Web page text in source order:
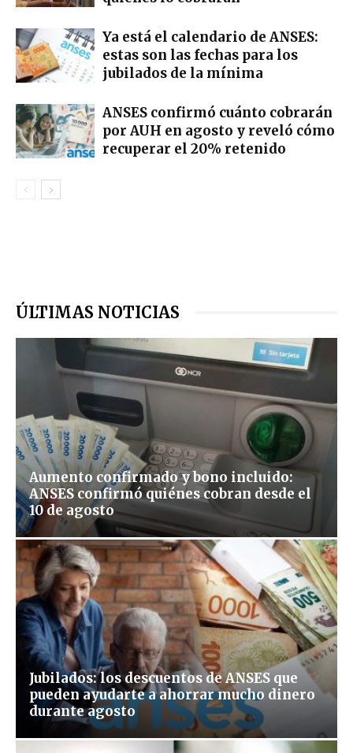
Ya está el calendario de ANSES:
estas son las fechas para los
jubilados de la mínima
ANSES confirmó cuánto cobrarán
por AUH en agosto y reveló cómo
recuperar el 20% retenido
ÚLTIMAS NOTICIAS
Aumento confirmado y bono incluido:
ANSES confirmó quiénes cobran desde el
10 de agosto
Jubilados: los descuentos de ANSES que
pueden ayudarte a ahorrar mucho dinero
durante agosto